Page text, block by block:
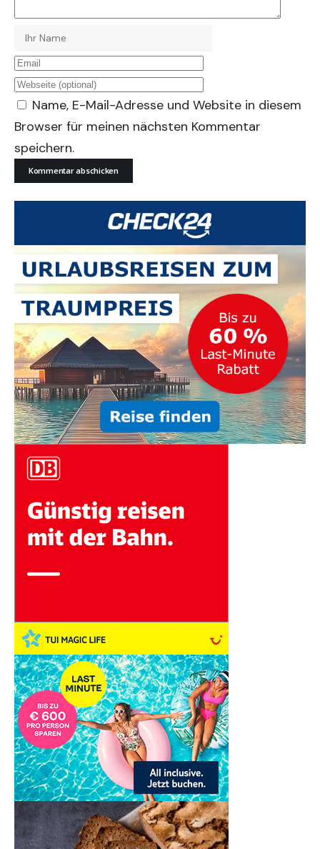
Name, E-Mail-Adresse und Website in diesem
Browser für meinen nächsten Kommentar
speichern.